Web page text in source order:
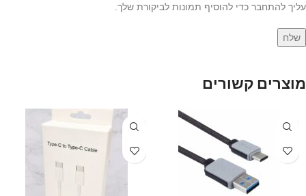
עליך להתחבר כדי להוסיף תמונות לביקורת שלך.
מוצרים קשורים